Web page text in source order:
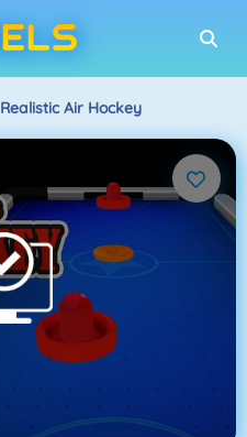
Realistic Air Hockey